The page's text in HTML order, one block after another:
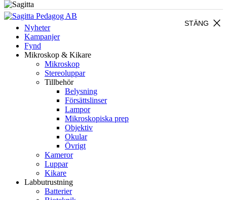
close
STÄNG
Nyheter
Kampanjer
Fynd
Mikroskop & Kikare
Mikroskop
Stereoluppar
Tillbehör
Belysning
Försättslinser
Lampor
Mikroskopiska prep
Objektiv
Okular
Övrigt
Kameror
Luppar
Kikare
Labbutrustning
Batterier